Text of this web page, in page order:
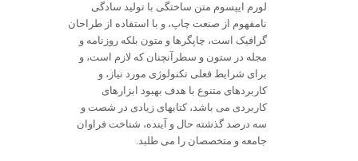
لورم ایپسوم متن ساختگی با تولید سادگی
نامفهوم از صنعت چاپ، و با استفاده از طراحان
گرافیک است، چاپگرها و متون بلکه روزنامه و
مجله در ستون و سطرآنچنان که لازم است، و
برای شرایط فعلی تکنولوژی مورد نیاز، و
کاربردهای متنوع با هدف بهبود ابزارهای
کاربردی می باشد، کتابهای زیادی در شصت و
سه درصد گذشته حال و آینده، شناخت فراوان
جامعه و متخصصان را می طلبد.